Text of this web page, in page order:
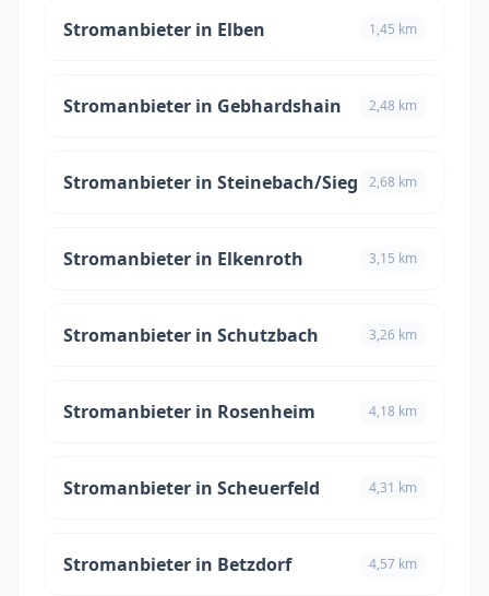
Stromanbieter in Elben 1,45 km
Stromanbieter in Gebhardshain 2,48 km
Stromanbieter in Steinebach/Sieg 2,68 km
Stromanbieter in Elkenroth 3,15 km
Stromanbieter in Schutzbach 3,26 km
Stromanbieter in Rosenheim 4,18 km
Stromanbieter in Scheuerfeld 4,31 km
Stromanbieter in Betzdorf 4,57 km